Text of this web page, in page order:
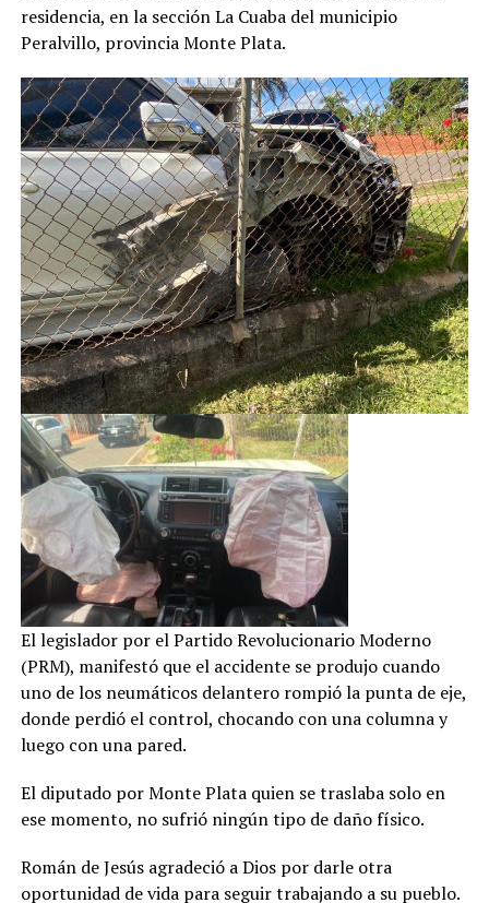
residencia, en la sección La Cuaba del municipio
Peralvillo, provincia Monte Plata.
El legislador por el Partido Revolucionario Moderno
(PRM), manifestó que el accidente se produjo cuando
uno de los neumáticos delantero rompió la punta de eje,
donde perdió el control, chocando con una columna y
luego con una pared.
El diputado por Monte Plata quien se traslaba solo en
ese momento, no sufrió ningún tipo de daño físico.
Román de Jesús agradeció a Dios por darle otra
oportunidad de vida para seguir trabajando a su pueblo.